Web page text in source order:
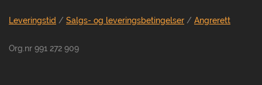
Leveringstid / Salgs- og leveringsbetingelser / Angrerett
Org.nr 991 272 909